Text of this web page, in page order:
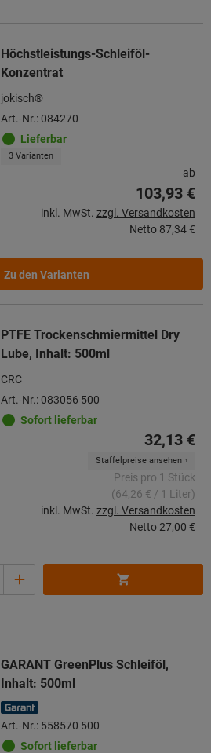
Höchstleistungs-Schleiföl-
Konzentrat
jokisch®
Art.-Nr.: 084270
Lieferbar
3 Varianten
ab
103,93 €
inkl. MwSt. zzgl. Versandkosten
Netto 87,34 €
Zu den Varianten
PTFE Trockenschmiermittel Dry
Lube, Inhalt: 500ml
CRC
Art.-Nr.: 083056 500
Sofort lieferbar
32,13 €
Staffelpreise ansehen
Preis pro 1 Stück
(64,26 € / 1 Liter)
inkl. MwSt. zzgl. Versandkosten
Netto27,00 €
GARANT GreenPlus Schleiföl,
Inhalt: 500ml
Art.-Nr.: 558570 500
Sofort lieferbar